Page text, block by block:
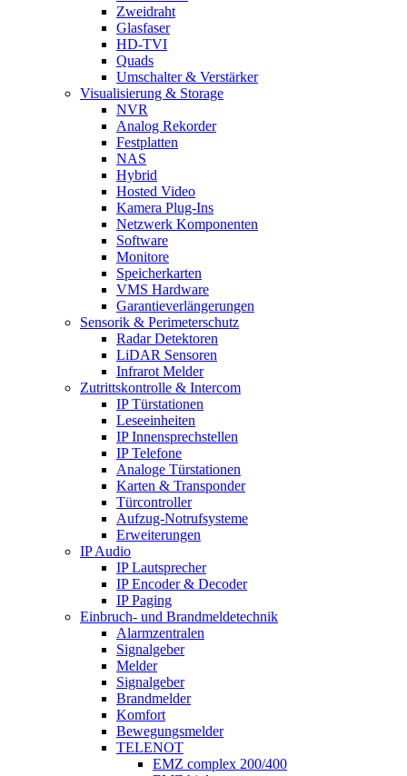
Zweidraht
Glasfaser
HD-TVI
Quads
Umschalter & Verstärker
Visualisierung & Storage
NVR
Analog Rekorder
Festplatten
NAS
Hybrid
Hosted Video
Kamera Plug-Ins
Netzwerk Komponenten
Software
Monitore
Speicherkarten
VMS Hardware
Garantieverlängerungen
Sensorik & Perimeterschutz
Radar Detektoren
LiDAR Sensoren
Infrarot Melder
Zutrittskontrolle & Intercom
IP Türstationen
Leseeinheiten
IP Innensprechstellen
IP Telefone
Analoge Türstationen
Karten & Transponder
Türcontroller
Aufzug-Notrufsysteme
Erweiterungen
IP Audio
IP Lautsprecher
IP Encoder & Decoder
IP Paging
Einbruch- und Brandmeldetechnik
Alarmzentralen
Signalgeber
Melder
Signalgeber
Brandmelder
Komfort
Bewegungsmelder
TELENOT
EMZ complex 200/400